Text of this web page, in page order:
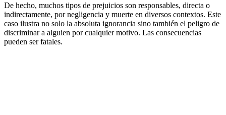
De hecho, muchos tipos de prejuicios son responsables, directa o
indirectamente, por negligencia y muerte en diversos contextos. Este
caso ilustra no solo la absoluta ignorancia sino también el peligro de
discriminar a alguien por cualquier motivo. Las consecuencias
pueden ser fatales.